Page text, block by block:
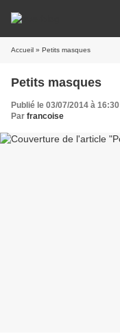
Accueil » Petits masques
Petits masques
Publié le 03/07/2014 à 16:30
Par francoise